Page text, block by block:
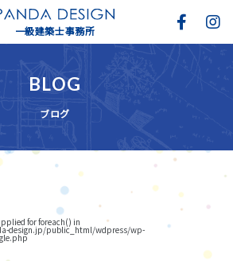
一級建築士事務所
BLOG
ブログ
for foreach() in
design.jp/public_html/wdpress/wp-